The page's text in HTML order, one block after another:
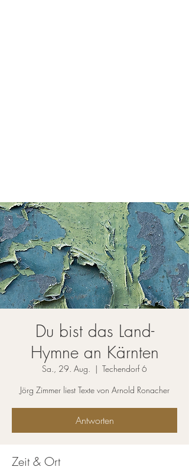
Du bist das Land-
Hymne an Kärnten
Sa., 29. Aug.
  |
Techendorf 6
Jörg Zimmer liest Texte von Arnold Ronacher
Antworten
Zeit & Ort